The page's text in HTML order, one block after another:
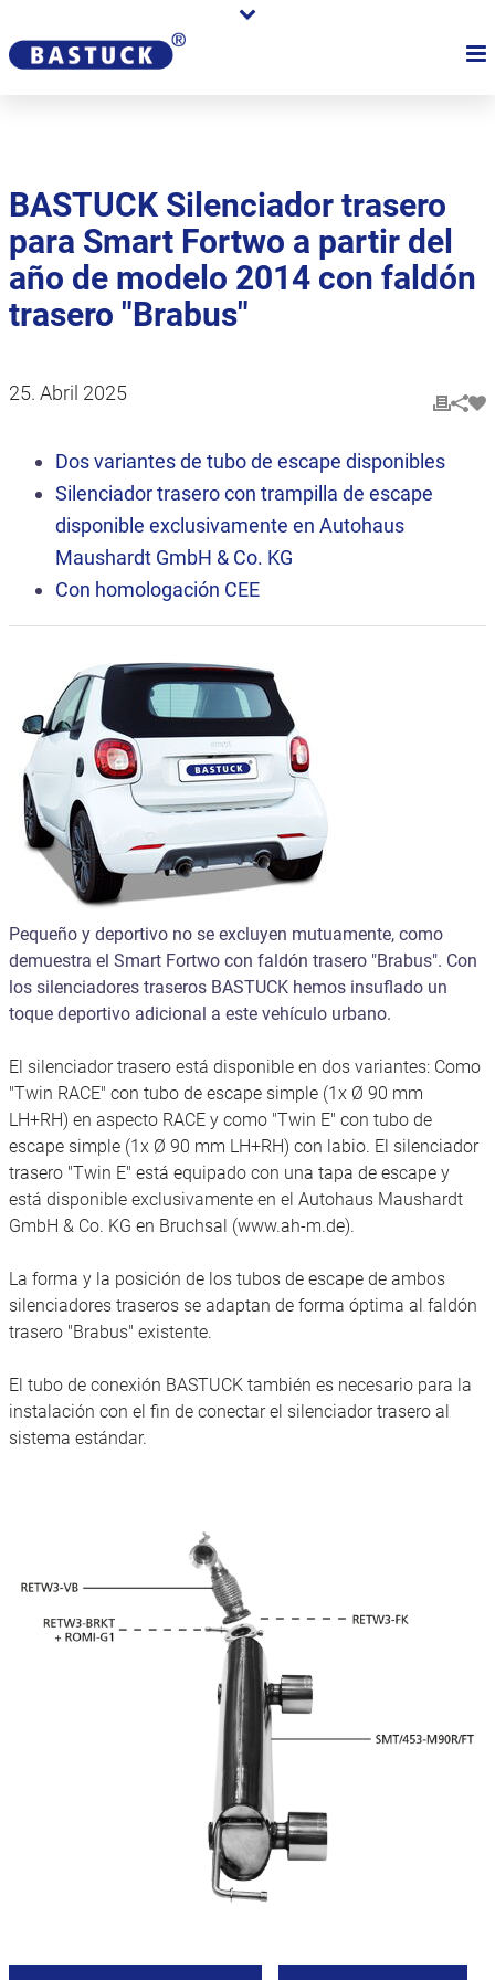
BASTUCK Silenciador trasero
para Smart Fortwo a partir del
año de modelo 2014 con faldón
trasero "Brabus"
25. Abril 2025
Dos variantes de tubo de escape disponibles
Silenciador trasero con trampilla de escape
disponible exclusivamente en Autohaus
Maushardt GmbH & Co. KG
Con homologación CEE
Pequeño y deportivo no se excluyen mutuamente, como
demuestra el Smart Fortwo con faldón trasero "Brabus". Con
los silenciadores traseros BASTUCK hemos insuflado un
toque deportivo adicional a este vehículo urbano.
El silenciador trasero está disponible en dos variantes: Como
"Twin RACE" con tubo de escape simple (1x Ø 90 mm
LH+RH) en aspecto RACE y como "Twin E" con tubo de
escape simple (1x Ø 90 mm LH+RH) con labio. El silenciador
trasero "Twin E" está equipado con una tapa de escape y
está disponible exclusivamente en el Autohaus Maushardt
GmbH & Co. KG en Bruchsal (www.ah-m.de).
La forma y la posición de los tubos de escape de ambos
silenciadores traseros se adaptan de forma óptima al faldón
trasero "Brabus" existente.
El tubo de conexión BASTUCK también es necesario para la
instalación con el fin de conectar el silenciador trasero al
sistema estándar.